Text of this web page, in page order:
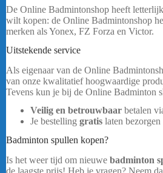
De Online Badmintonshop heeft
wilt kopen: de Online Badmintonshop
merken als Yonex, FZ Forza en Victor.
Uitstekende service
Als eigenaar van de Online
van onze kwalitatief hoogwaardige
Tevens kun je bij de Online Badminton
Veilig en betrouwbaar betalen
Je bestelling gratis laten
Badminton spullen kopen?
Is het weer tijd om nieuwe badminton
de laagste prijs! Heb je vragen? Neem